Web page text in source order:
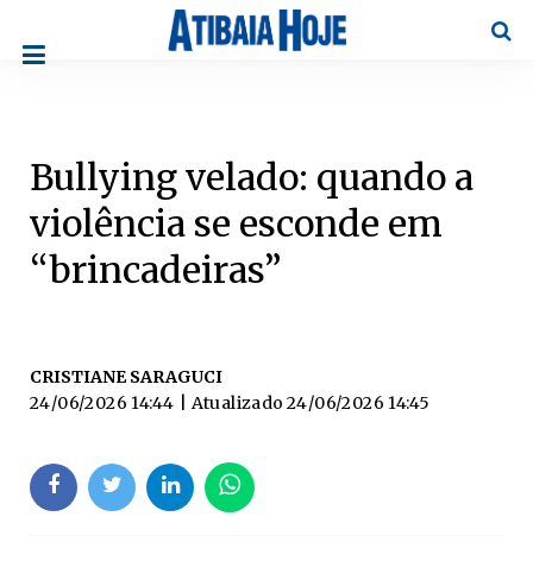
Bullying velado: quando a
violência se esconde em
“brincadeiras”
CRISTIANE SARAGUCI
24/06/2026 14:44
| Atualizado 24/06/2026 14:45